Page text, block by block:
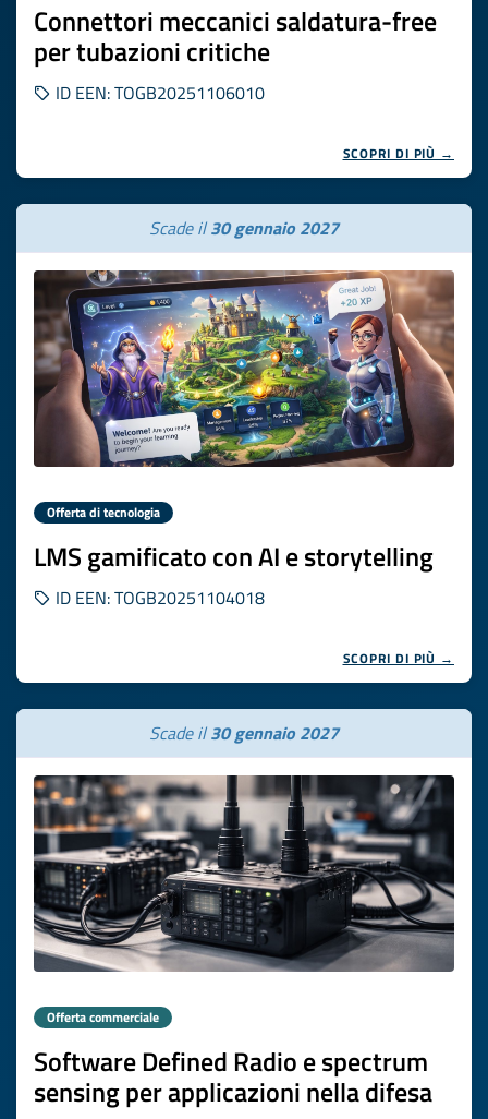
Connettori meccanici saldatura-free
per tubazioni critiche
ID EEN: TOGB20251106010
SCOPRI DI PIÙ →
Scade il30 gennaio 2027
Offerta di tecnologia
LMS gamificato con AI e storytelling
ID EEN: TOGB20251104018
SCOPRI DI PIÙ →
Scade il30 gennaio 2027
Offerta commerciale
Software Defined Radio e spectrum
sensing per applicazioni nella difesa